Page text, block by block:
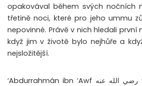
opakovával během svých nočních
třetině noci, které pro jeho ummu
nepovinné. Právě v nich hledali první
když jim v životě bylo nejhůře a
nejsložitější.
‘Abdurrahmán ibn ‘Awf رضي الله عنه vypráví, že se tázal